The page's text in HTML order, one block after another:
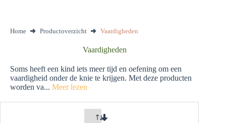
Home Productoverzicht Vaardigheden
Vaardigheden
Soms heeft een kind iets meer tijd en oefening om een
vaardigheid onder de knie te krijgen. Met deze producten
worden va... Meer lezen